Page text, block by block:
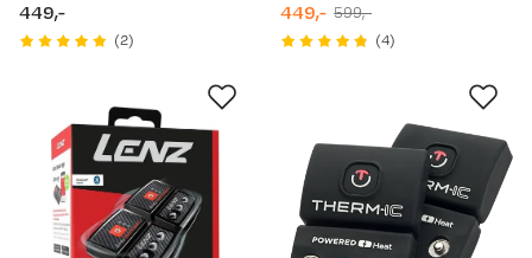
price
449,-
(2)
discounted
price
449,-
original
price
599,-
(4)